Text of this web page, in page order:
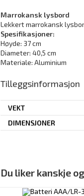
Marrokansk lysbord
Lekkert marrokansk
Spesifikasjoner:
Høyde: 37 cm
Diameter: 40,5 cm
Materiale: Aluminium
Tilleggsinformasjon
VEKT
DIMENSJONER
Du liker kanskje